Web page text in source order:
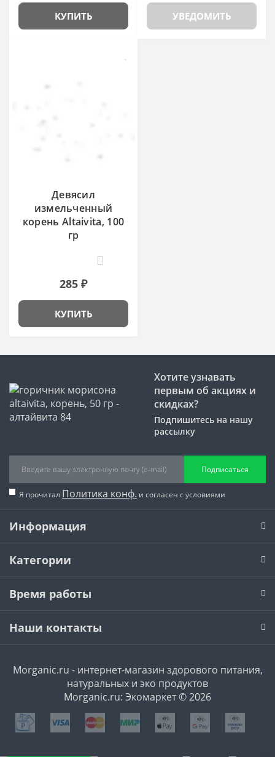
КУПИТЬ УВЕДОМИТЬ
Девясил
измельченный
корень Altaivita, 100
гр
285 ₽
КУПИТЬ
Хотите узнавать
первым об акциях и
скидках?
Подпишитесь на нашу
рассылку
Подписаться
Я прочитал Политика конф. и согласен с условиями
Информация
Категории
Время работы
Наши контакты
Morganic.ru - интернет-магазин здорового питания,
натуральных и эко продуктов
Morganic.ru: Экомаркет © 2026